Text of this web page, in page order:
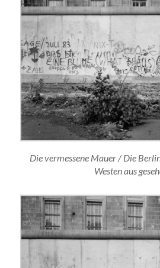
Die vermessene Mauer / Die
Westen aus